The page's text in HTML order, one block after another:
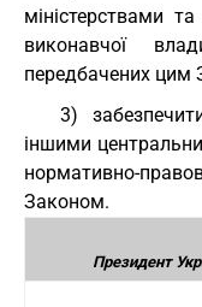
міністерствами
виконавчої
передбачених цим
3)
іншими
нормативно-
Законом.
Президент